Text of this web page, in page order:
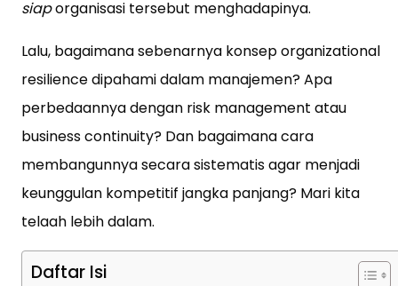
siaporganisasi tersebut menghadapinya.
Lalu, bagaimana sebenarnya konsep organizational
resilience dipahami dalam manajemen? Apa
perbedaannya dengan risk management atau
business continuity? Dan bagaimana cara
membangunnya secara sistematis agar menjadi
keunggulan kompetitif jangka panjang? Mari kita
telaah lebih dalam.
Daftar Isi